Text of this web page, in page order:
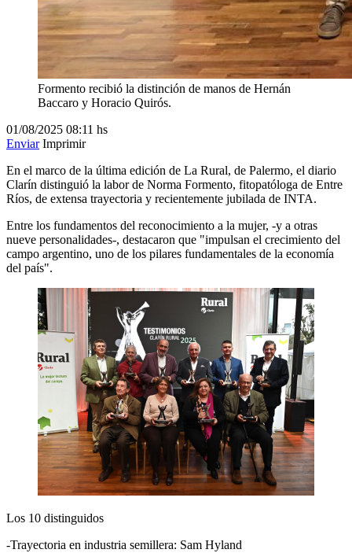
Formento recibió la distinción de manos de Hernán
Baccaro y Horacio Quirós.
01/08/2025 08:11 hs
Enviar Imprimir
En el marco de la última edición de La Rural, de Palermo, el diario
Clarín distinguió la labor de Norma Formento, fitopatóloga de Entre
Ríos, de extensa trayectoria y recientemente jubilada de INTA.
Entre los fundamentos del reconocimiento a la mujer, -y a otras
nueve personalidades-, destacaron que "impulsan el crecimiento del
campo argentino, uno de los pilares fundamentales de la economía
del país".
Los 10 distinguidos
-Trayectoria en industria semillera: Sam Hyland